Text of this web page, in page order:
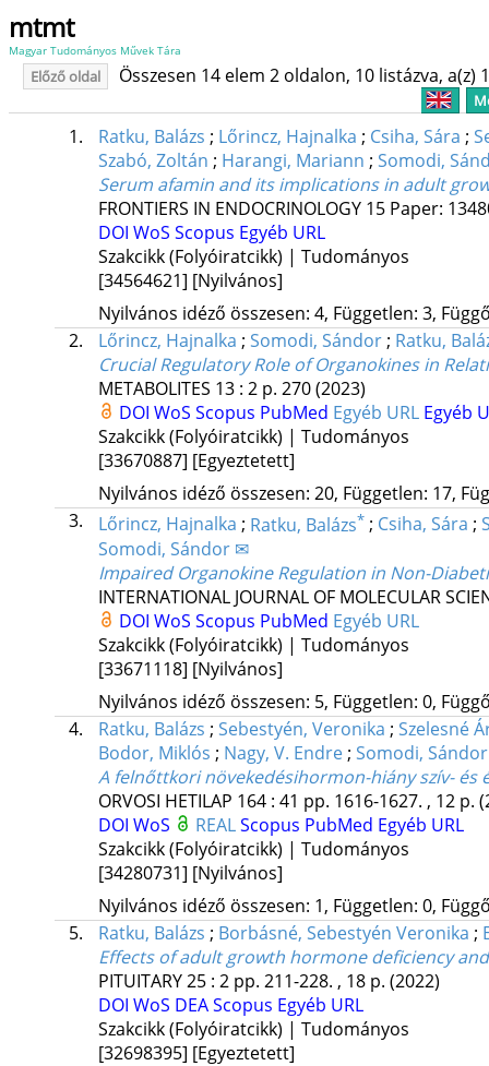
mtmt
Magyar Tudományos Művek Tára
Előző oldal Összesen 14 elem 2 oldalon, 10 listázva, a(z)
1. Ratku, Balázs ; Lőrincz, Hajnalka ; Csiha, Sára ;
Szabó, Zoltán ; Harangi, Mariann ; Somodi,
Serum afamin and its implications in adult
FRONTIERS IN ENDOCRINOLOGY 15 Paper:
DOI WoS Scopus Egyéb URL
Szakcikk (Folyóiratcikk) | Tudományos
[34564621] [Nyilvános]
Nyilvános idéző összesen: 4, Független: 3,
2.
Lőrincz, Hajnalka ; Somodi, Sándor; Ratku,
Crucial Regulatory Role of Organokines in
METABOLITES 13: 2 p. 270(2023)
DOI WoS Scopus PubMed Egyéb URL Egyéb
Szakcikk (Folyóiratcikk) | Tudományos
[33670887] [Egyeztetett]
Nyilvános idéző összesen: 20, Független: 17,
3.
Lőrincz, Hajnalka ; Ratku, Balázs* ; Csiha, Sára ;
Somodi, Sándor ✉
Impaired Organokine Regulation in Non-
INTERNATIONAL JOURNAL OF MOLECULAR
DOI WoS Scopus PubMed Egyéb URL
Szakcikk (Folyóiratcikk) | Tudományos
[33671118] [Nyilvános]
Nyilvános idéző összesen: 5, Független: 0,
4.
Ratku, Balázs ; Sebestyén, Veronika ; Szelesné
Bodor, Miklós ; Nagy, V. Endre ; Somodi,
A felnőttkori növekedésihormon-hiány szív- és
ORVOSI HETILAP 164: 41 pp. 1616-1627. , 12 p.
DOI WoS REALScopus PubMed Egyéb URL
Szakcikk (Folyóiratcikk) | Tudományos
[34280731] [Nyilvános]
Nyilvános idéző összesen: 1, Független: 0,
5.
Ratku, Balázs ; Borbásné, Sebestyén Veronika ;
Effects of adult growth hormone deficiency
PITUITARY25: 2 pp. 211-228. , 18 p. (2022)
DOI WoS DEAScopus Egyéb URL
Szakcikk (Folyóiratcikk) | Tudományos
[32698395] [Egyeztetett]